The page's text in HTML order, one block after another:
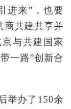
进来”，也要
商共建共享并
与共建国家
一路”创新合
举办了150余